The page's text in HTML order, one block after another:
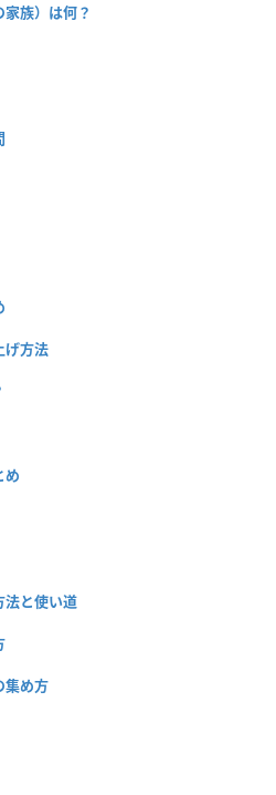
族）は何？
げ方法
め
法と使い道
集め方